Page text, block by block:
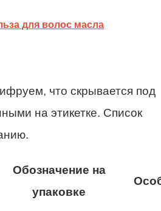
для волос масла
что скрывается под
на этикетке. Список
Обозначение на
упаковке